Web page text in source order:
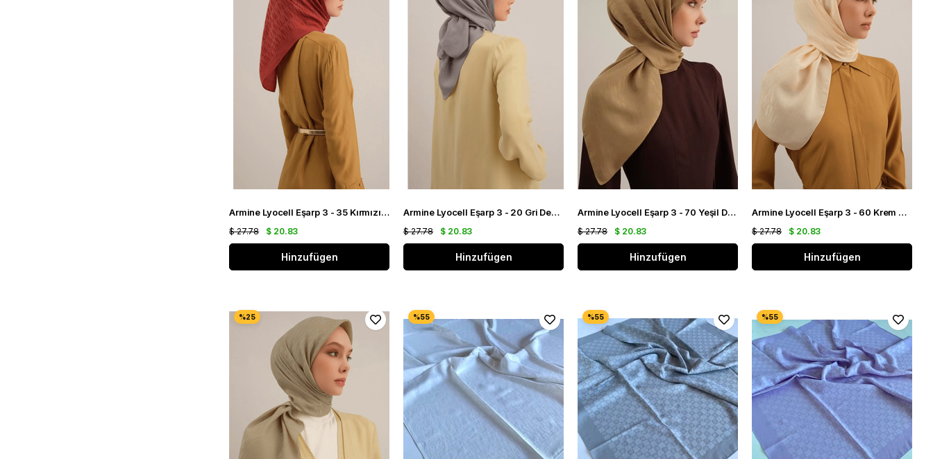
Armine Lyocell Eşarp 3 - 35 Kırmızı Desenli 47354
$ 20.83
$ 27.78
Hinzufügen
Armine Lyocell Eşarp 3 - 20 Gri Desenli 47352
$ 20.83
$ 27.78
Hinzufügen
Armine Lyocell Eşarp 3 - 70 Yeşil Desenli 47348
$ 20.83
$ 27.78
Hinzufügen
Armine Lyocell Eşarp 3 - 60 Krem Desenli 47347
$ 20.83
$ 27.78
Hinzufügen